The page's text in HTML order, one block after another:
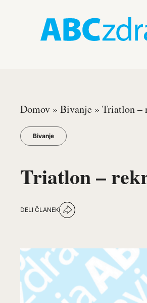
Domov » Bivanje » Triatlon –
Bivanje
Triatlon –
DELI ČLANEK